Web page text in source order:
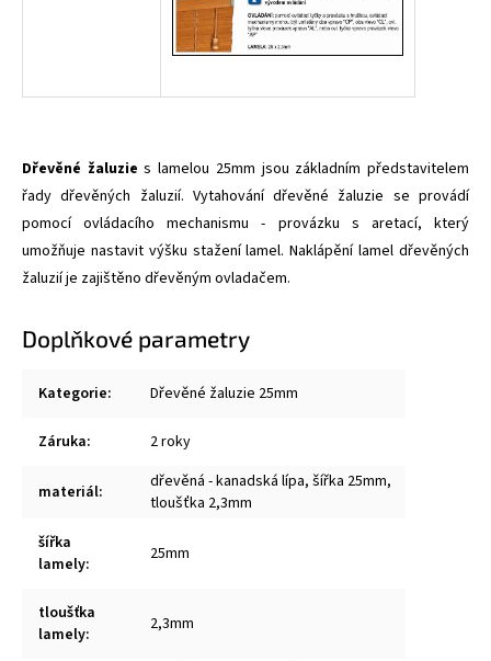
Dřevěné žaluzie s lamelou 25mm jsou základním představitelem
řady dřevěných žaluzií. Vytahování dřevěné žaluzie se provádí
pomocí ovládacího mechanismu - provázku s aretací, který
umožňuje nastavit výšku stažení lamel. Naklápění lamel dřevěných
žaluzií je zajištěno dřevěným ovladačem.
Doplňkové parametry
Kategorie: Dřevěné žaluzie 25mm
Záruka: 2 roky
materiál:
dřevěná - kanadská lípa, šířka 25mm,
tloušťka 2,3mm
šířka
lamely: 25mm
tloušťka
lamely: 2,3mm